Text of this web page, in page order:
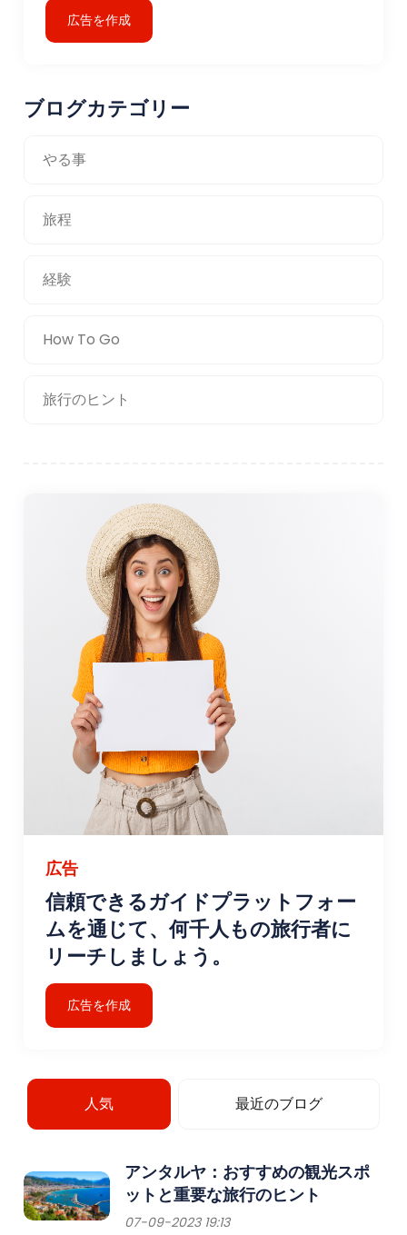
広告を作成
ブログカテゴリー
やる事
旅程
経験
How To Go
旅行のヒント
広告
信頼できるガイドプラットフォー
ムを通じて、何千人もの旅行者に
リーチしましょう。
広告を作成
人気 最近のブログ
アンタルヤ：おすすめの観光スポ
ットと重要な旅行のヒント
07-09-2023 19:13